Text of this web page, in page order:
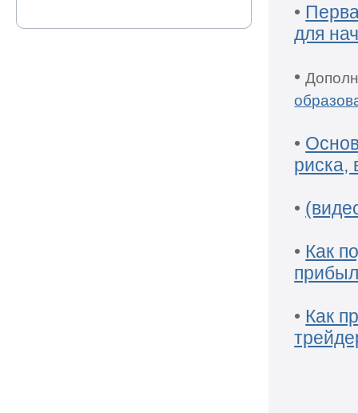
•
для
•
•
риска,
•
• Как
• Как